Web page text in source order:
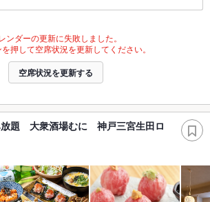
ンダーの更新に失敗しました。
押して空席状況を更新してください。
空席状況を更新する
放題 大衆酒場むに 神戸三宮生田ロ